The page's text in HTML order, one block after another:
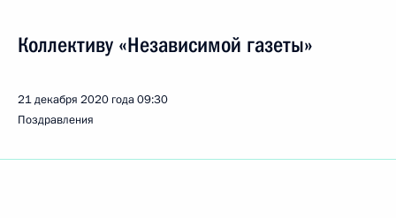
Коллективу «Независимой газеты»
21 декабря 2020 года09:30
Поздравления